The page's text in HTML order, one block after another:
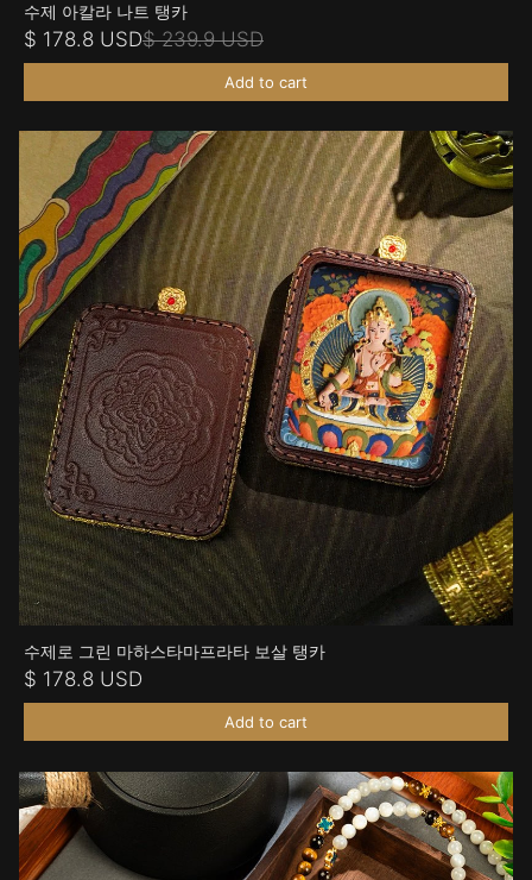
수제 아칼라 나트 탱카
$ 178.8 USD$ 239.9 USD
Add to cart
수제로 그린 마하스타마프라타 보살 탱카
$ 178.8 USD
Add to cart